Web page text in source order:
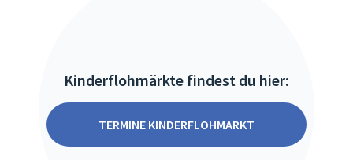
Kinderflohmärkte findest du hier:
TERMINE KINDERFLOHMARKT